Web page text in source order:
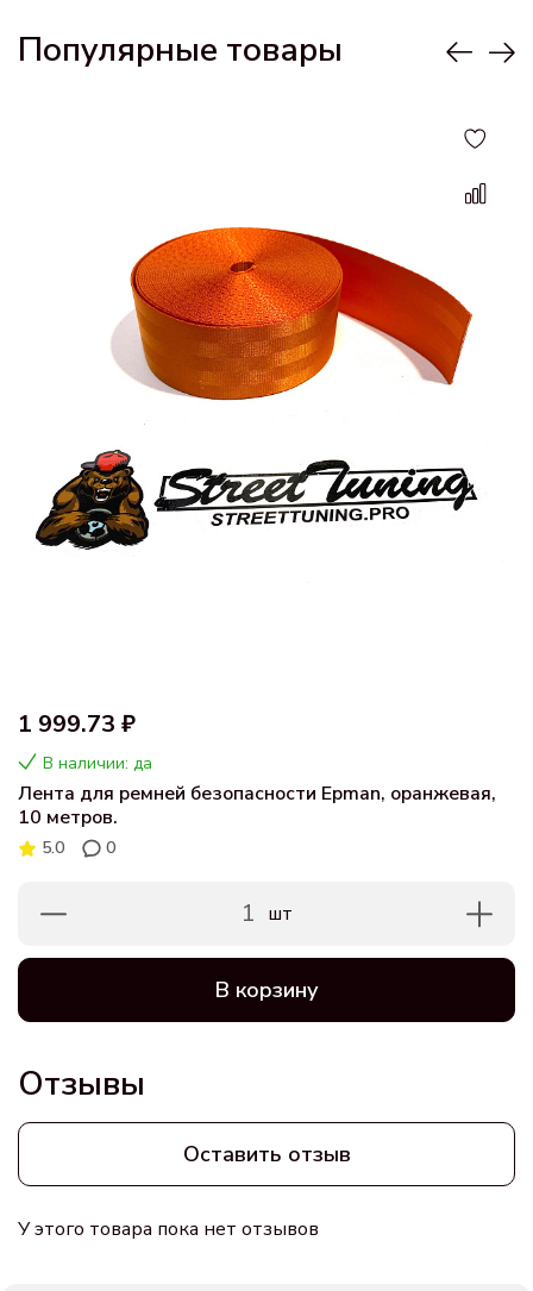
Популярные товары
1 999.73 ₽
В наличии: да
Лента для ремней безопасности Epman, оранжевая,
10 метров.
5.0 0
1 шт
В корзину
Отзывы
Оставить отзыв
У этого товара пока нет отзывов